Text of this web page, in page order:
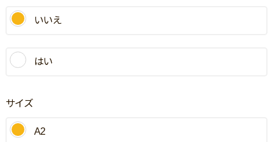
いいえ
はい
サイズ
A2